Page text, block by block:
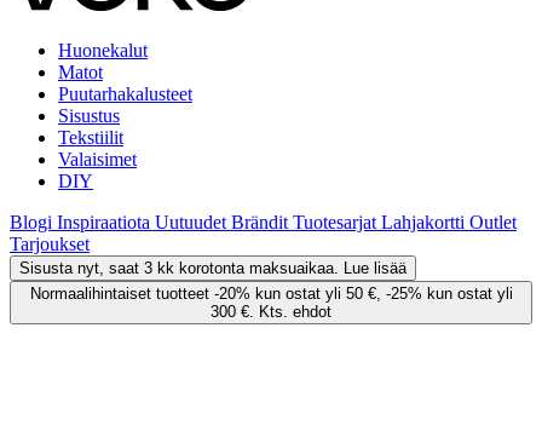
Huonekalut
Matot
Puutarhakalusteet
Sisustus
Tekstiilit
Valaisimet
DIY
Blogi Inspiraatiota Uutuudet Brändit Tuotesarjat Lahjakortti Outlet
Tarjoukset
Sisusta nyt, saat 3 kk korotonta maksuaikaa. Lue lisää
Normaalihintaiset tuotteet -20% kun ostat yli 50 €, -25% kun ostat yli
300 €. Kts. ehdot